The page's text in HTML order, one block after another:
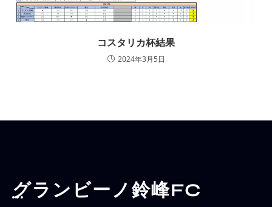
コスタリカ杯結果
2024年3月5日
グランビーノ鈴峰FC